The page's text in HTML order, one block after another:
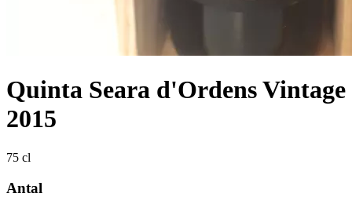
Quinta Seara d'Ordens Vintage
2015
75 cl
Antal